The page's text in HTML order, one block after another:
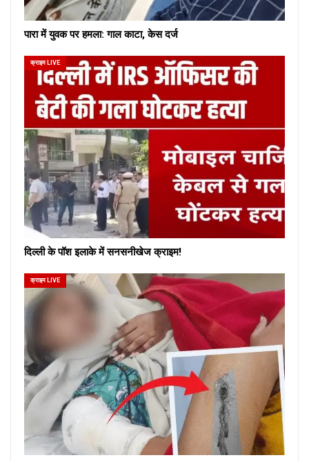
पारा में युवक पर हमला: गाल काटा, केस दर्ज
क्राइम LIVE
दिल्ली के पॉश इलाके में सनसनीखेज क्राइम!
क्राइम LIVE